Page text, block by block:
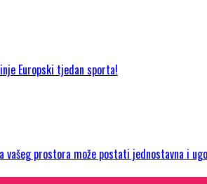
Europski tjedan sporta!
prostora može postati jednostavna i